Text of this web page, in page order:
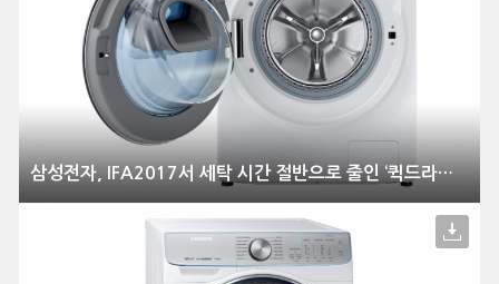
삼성전자, IFA2017서 세탁 시간 절반으로 줄인 ‘퀵드라이브’ 공개